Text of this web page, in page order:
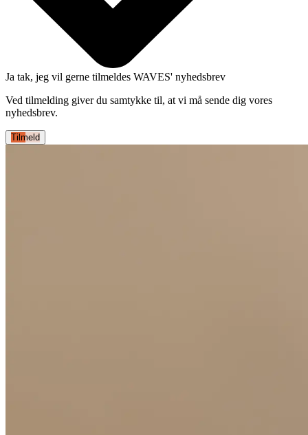
Ja tak, jeg vil gerne tilmeldes WAVES' nyhedsbrev
Ved tilmelding giver du samtykke til, at vi må sende dig vores
nyhedsbrev.
Tilmeld